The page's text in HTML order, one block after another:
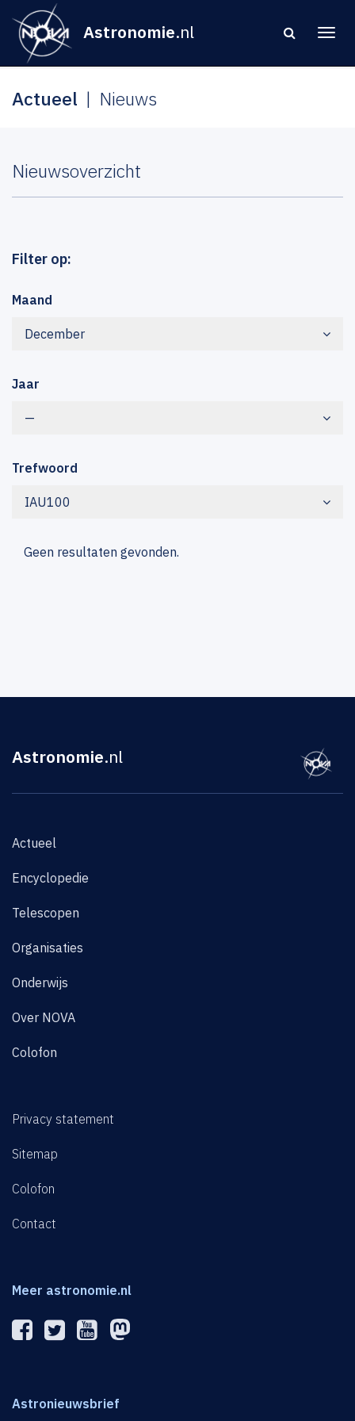
Astronomie.nl
Actueel Nieuws
Nieuwsoverzicht
Filter op:
Maand
December
Jaar
—
Trefwoord
IAU100
Geen resultaten gevonden.
Astronomie.nl
Actueel
Encyclopedie
Telescopen
Organisaties
Onderwijs
Over NOVA
Colofon
Privacy statement
Sitemap
Colofon
Contact
Meer astronomie.nl
Astronieuwsbrief